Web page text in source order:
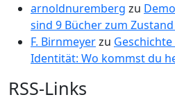
arnoldnuremberg zu
sind 9 Bücher zum
F. Birnmeyerzu
Identität: Wo kommst du
RSS-Links